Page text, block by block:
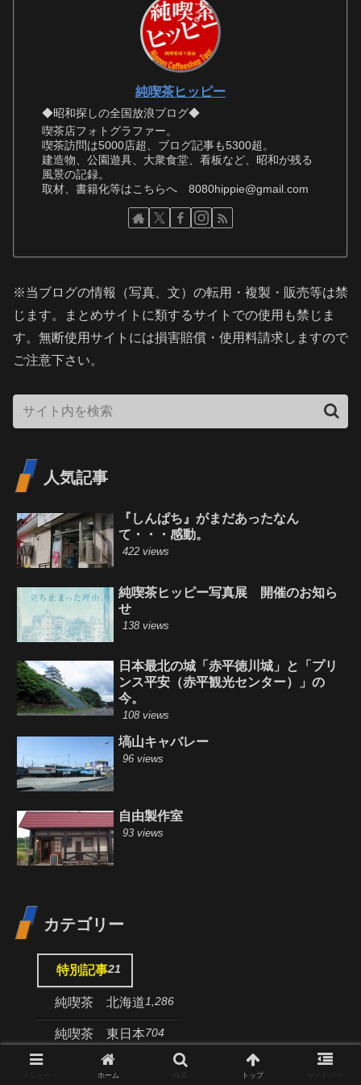
純喫茶ヒッピー
◆昭和探しの全国放浪ブログ◆
喫茶店フォトグラファー。
喫茶訪問は5000店超、ブログ記事も5300超。
建造物、公園遊具、大衆食堂、看板など、昭和が残る
風景の記録。
取材、書籍化等はこちらへ 8080hippie@gmail.com
※当ブログの情報（写真、文）の転用・複製・販売等は禁
じます。まとめサイトに類するサイトでの使用も禁じま
す。無断使用サイトには損害賠償・使用料請求しますので
ご注意下さい。
人気記事
『しんぱち』がまだあったなん
て・・・感動。
422 views
純喫茶ヒッピー写真展 開催のお知ら
せ
138 views
日本最北の城「赤平徳川城」と「プリ
ンス平安（赤平観光センター）」の
今。
108 views
塙山キャバレー
96 views
自由製作室
93 views
カテゴリー
特別記事21
純喫茶 北海道1,286
純喫茶 東日本704
純喫茶 西日本
ホーム トップ